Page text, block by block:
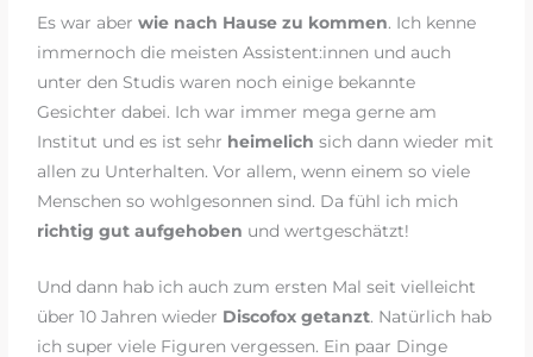
Es war aber wie nach Hause zu kommen. Ich kenne
immernoch die meisten Assistent:innen und auch
unter den Studis waren noch einige bekannte
Gesichter dabei. Ich war immer mega gerne am
Institut und es ist sehr heimelich sich dann wieder mit
allen zu Unterhalten. Vor allem, wenn einem so viele
Menschen so wohlgesonnen sind. Da fühl ich mich
richtig gut aufgehoben und wertgeschätzt!
Und dann hab ich auch zum ersten Mal seit vielleicht
über 10 Jahren wieder Discofox getanzt. Natürlich hab
ich super viele Figuren vergessen. Ein paar Dinge